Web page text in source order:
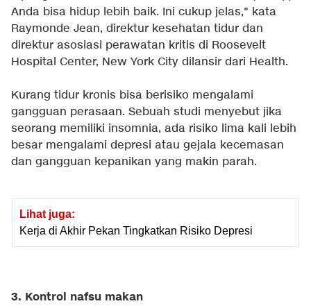
Anda bisa hidup lebih baik. Ini cukup jelas," kata
Raymonde Jean, direktur kesehatan tidur dan
direktur asosiasi perawatan kritis di Roosevelt
Hospital Center, New York City dilansir dari Health.
Kurang tidur kronis bisa berisiko mengalami
gangguan perasaan. Sebuah studi menyebut jika
seorang memiliki insomnia, ada risiko lima kali lebih
besar mengalami depresi atau gejala kecemasan
dan gangguan kepanikan yang makin parah.
Lihat juga:
Kerja di Akhir Pekan Tingkatkan Risiko Depresi
3. Kontrol nafsu makan